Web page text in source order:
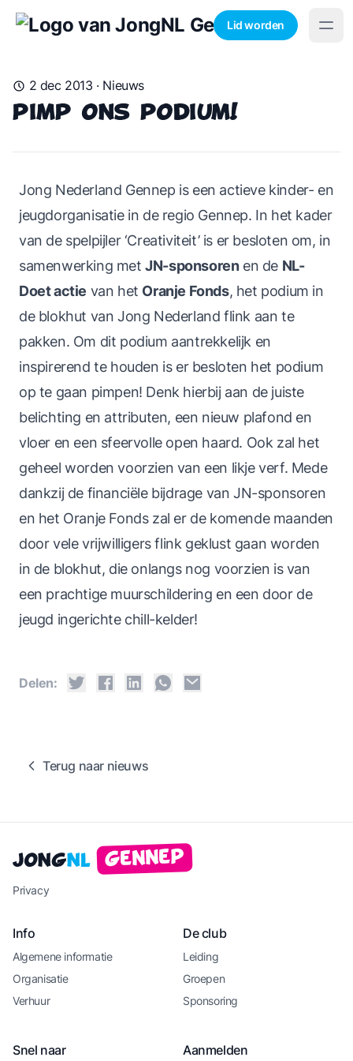
Lid worden
2 dec 2013 · Nieuws
Pimp ons podium!
Jong Nederland Gennep is een actieve kinder- en
jeugdorganisatie in de regio Gennep. In het kader
van de spelpijler ‘Creativiteit’ is er besloten om, in
samenwerking metJN-sponsorenen de NL-
Doet actie van het Oranje Fonds, het podium in
de blokhut van Jong Nederland flink aan te
pakken. Om dit podium aantrekkelijk en
inspirerend te houden is er besloten het podium
op te gaan pimpen! Denk hierbij aan de juiste
belichting en attributen, een nieuw plafond en
vloer en een sfeervolle open haard. Ook zal het
geheel worden voorzien van een likje verf. Mede
dankzij de financiële bijdrage van JN-sponsoren
en het Oranje Fonds zal er de komende maanden
door vele vrijwilligers flink geklust gaan worden
in de blokhut, die onlangs nog voorzien is van
een prachtige muurschildering en een door de
jeugd ingerichte chill-kelder!
Delen:
Terug naar nieuws
JongNL Gennep
Privacy
Info
Algemene informatie
Organisatie
Verhuur
De club
Leiding
Groepen
Sponsoring
Snel naar Aanmelden